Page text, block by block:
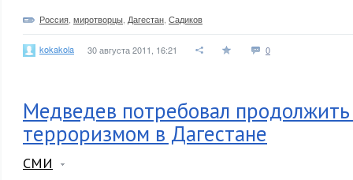
Россия миротворцы Дагестан Садиков
kokakola 30 августа 2011, 16:21 0
Медведев потребовал
терроризмом в Дагестане
СМИ